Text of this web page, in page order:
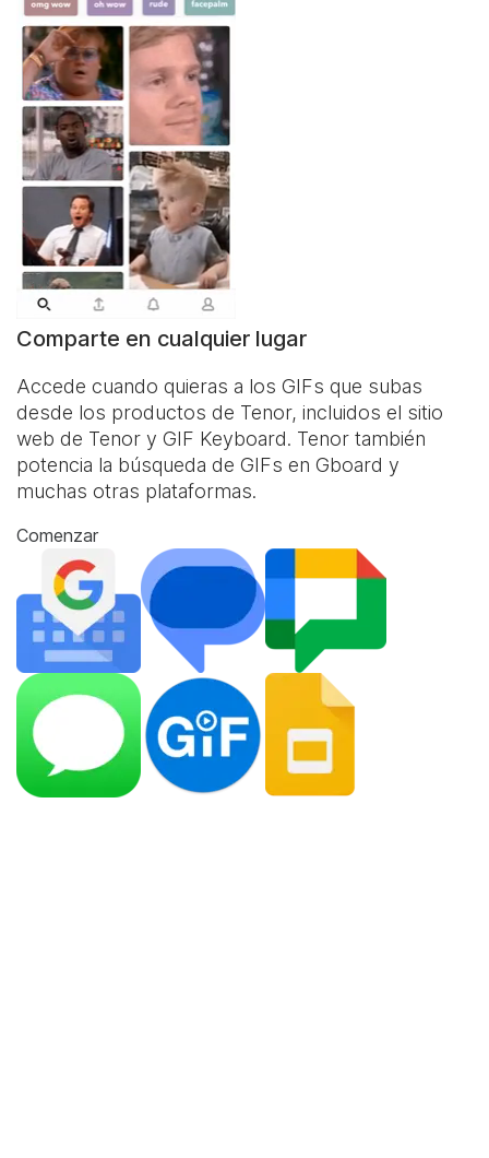
Comparte en cualquier lugar
Accede cuando quieras a los GIFs que subas
desde los productos de Tenor, incluidos el sitio
web de Tenor y GIF Keyboard. Tenor también
potencia la búsqueda de GIFs en Gboard y
muchas otras plataformas.
Comenzar